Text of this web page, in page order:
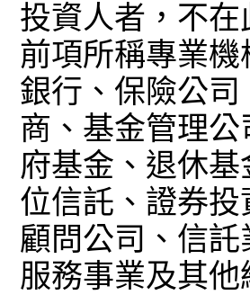
投資人者，不在
前項所稱專業
銀行、保險公
商、基金管理
府基金、退休
位信託、證券
顧問公司、信
服務事業及其